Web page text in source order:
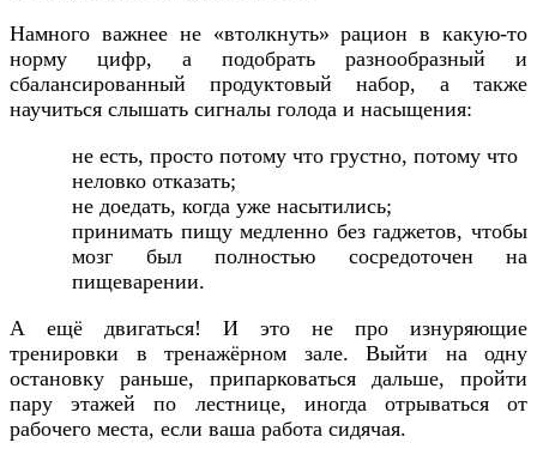
Намного важнее не «втолкнуть» рацион в какую-то
норму цифр, а подобрать разнообразный и
сбалансированный продуктовый набор, а также
научиться слышать сигналы голода и насыщения:
не есть, просто потому что грустно, потому что
неловко отказать;
не доедать, когда уже насытились;
принимать пищу медленно без гаджетов, чтобы
мозг был полностью сосредоточен на
пищеварении.
А ещё двигаться! И это не про изнуряющие
тренировки в тренажёрном зале. Выйти на одну
остановку раньше, припарковаться дальше, пройти
пару этажей по лестнице, иногда отрываться от
рабочего места, если ваша работа сидячая.